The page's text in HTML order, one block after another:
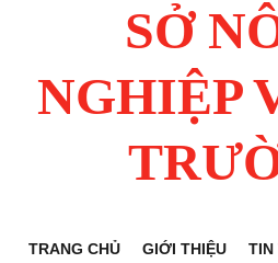
SỞ
NGHIỆP
TRANG CHỦ GIỚI THIỆU TIN